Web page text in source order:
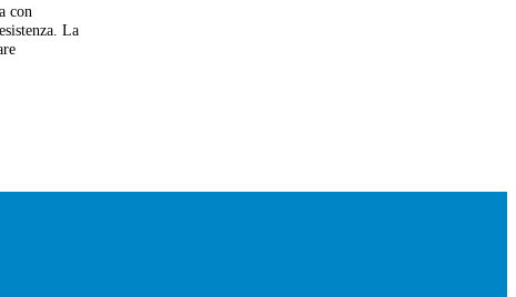
con
La